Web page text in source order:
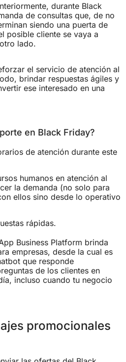
durante Black
de consultas que, de no
siendo una puerta de
posible cliente se vaya a
lado.
el servicio de atención al
brindar respuestas ágiles y
ese interesado en una
en Black Friday?
de atención durante este
humanos en atención al
la demanda (no solo para
ellos sino desde lo operativo
rápidas.
Business Platform brinda
empresas, desde la cual es
que responde
de los clientes en
incluso cuando tu negocio
promocionales